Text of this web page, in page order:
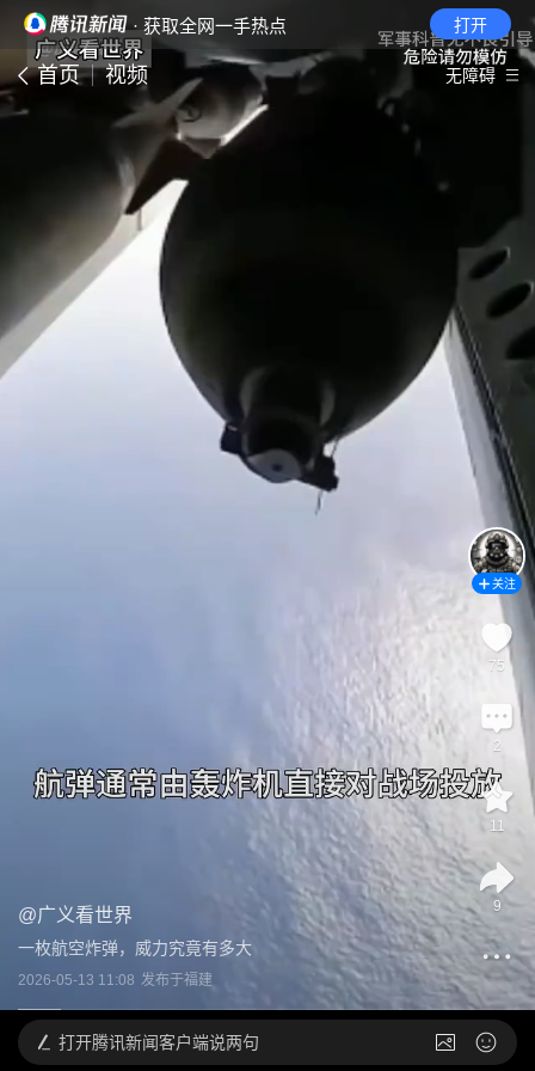
· 获取全网一手热点 打开
首页 视频 无障碍
@广义看世界
一枚航空炸弹，威力究竟有多大
2026-05-13 11:08 发布于福建
关注
75
2
11
9
打开腾讯新闻客户端说两句